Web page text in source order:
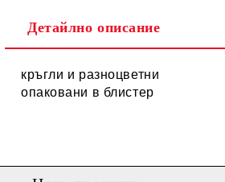
Детайлно описание
кръгли и разноцветни
опаковани в блистер